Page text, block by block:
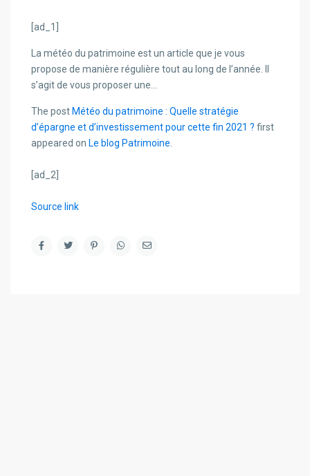
[ad_1]
La météo du patrimoine est un article que je vous
propose de manière régulière tout au long de l’année. Il
s’agit de vous proposer une…
The post Météo du patrimoine : Quelle stratégie
d’épargne et d’investissement pour cette fin 2021 ? first
appeared on Le blog Patrimoine
[ad_2]
Source link